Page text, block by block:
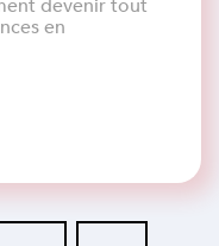
devenir tout
en